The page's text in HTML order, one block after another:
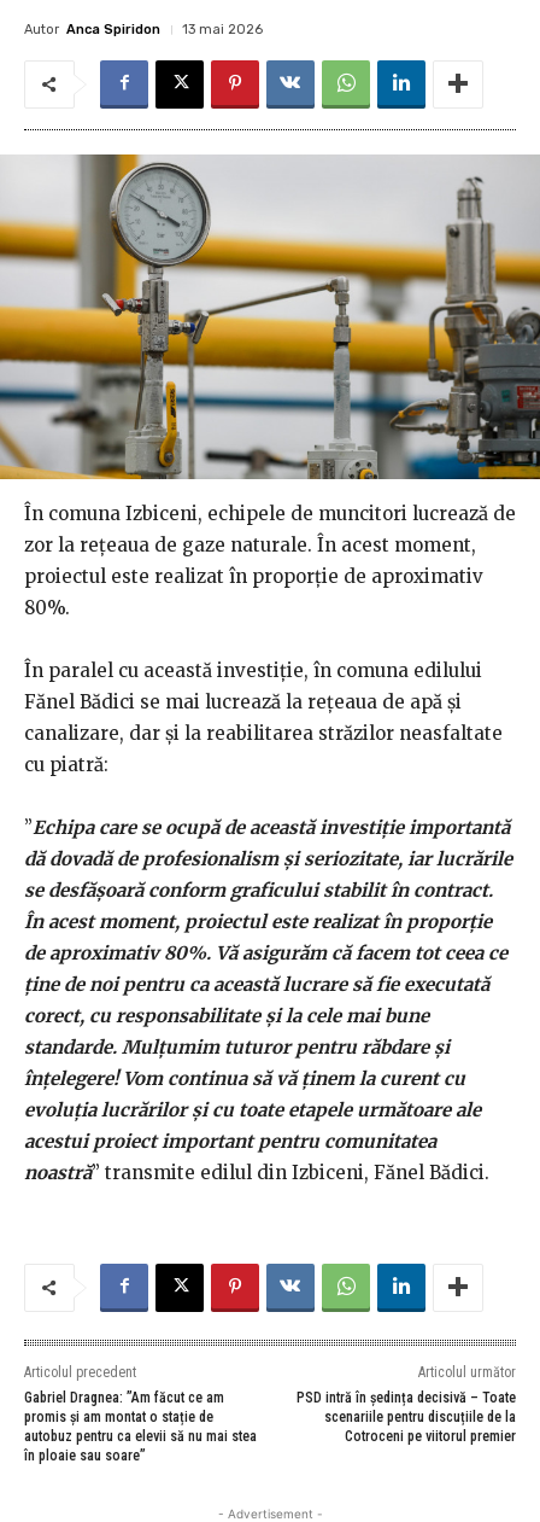
Autor Anca Spiridon 13 mai 2026
În comuna Izbiceni, echipele de muncitori lucrează de
zor la rețeaua de gaze naturale. În acest moment,
proiectul este realizat în proporție de aproximativ
80%.
În paralel cu această investiție, în comuna edilului
Fănel Bădici se mai lucrează la rețeaua de apă și
canalizare, dar și la reabilitarea străzilor neasfaltate
cu piatră:
”Echipa care se ocupă de această investiție importantă
dă dovadă de profesionalism și seriozitate, iar lucrările
se desfășoară conform graficului stabilit în contract.
În acest moment, proiectul este realizat în proporție
de aproximativ 80%. Vă asigurăm că facem tot ceea ce
ține de noi pentru ca această lucrare să fie executată
corect, cu responsabilitate și la cele mai bune
standarde. Mulțumim tuturor pentru răbdare și
înțelegere! Vom continua să vă ținem la curent cu
evoluția lucrărilor și cu toate etapele următoare ale
acestui proiect important pentru comunitatea
noastră” transmite edilul din Izbiceni, Fănel Bădici.
Articolul precedent
Gabriel Dragnea: ”Am făcut ce am
promis și am montat o stație de
autobuz pentru ca elevii să nu mai stea
în ploaie sau soare”
Articolul următor
PSD intră în ședința decisivă – Toate
scenariile pentru discuțiile de la
Cotroceni pe viitorul premier
- Advertisement -